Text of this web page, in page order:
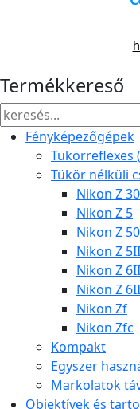
Termékkereső
Fényképezőgépek
Tükörreflexes
Tükör nélküli
Nikon Z 30
Nikon Z 5
Nikon Z
Nikon Z 5II
Nikon Z 6II
Nikon Z
Nikon Zf
Nikon Zfc
Kompakt
Egyszer
Markolatok
Objektívek és